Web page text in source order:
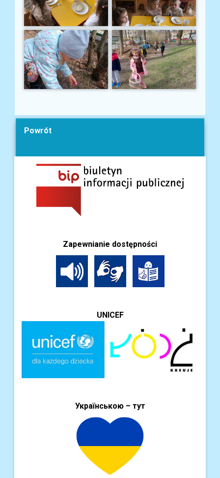
Powrót
Zapewnianie dostępności
UNICEF
Українською – тут